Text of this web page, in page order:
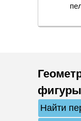
фигуры
Найти